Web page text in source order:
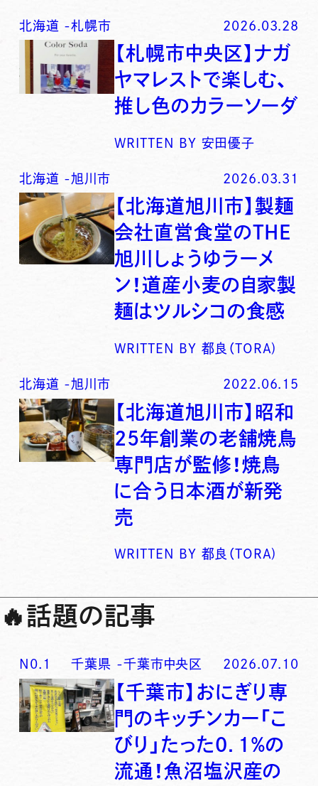
北海道 -札幌市 2026.03.28
【札幌市中央区】ナガ
ヤマレストで楽しむ、
推し色のカラーソーダ
WRITTEN BY 安田優子
北海道 -旭川市 2026.03.31
【北海道旭川市】製麺
会社直営食堂のTHE
旭川しょうゆラーメ
ン！道産小麦の自家製
麺はツルシコの食感
WRITTEN BY 都良（TORA)
北海道 -旭川市 2022.06.15
【北海道旭川市】昭和
25年創業の老舗焼鳥
専門店が監修！焼鳥
に合う日本酒が新発
売
WRITTEN BY 都良（TORA)
🔥話題の記事
N0. 1 千葉県 -千葉市中央区 2026.07.10
【千葉市】おにぎり専
門のキッチンカー「こ
びり」たった0．1％の
流通！魚沼塩沢産の